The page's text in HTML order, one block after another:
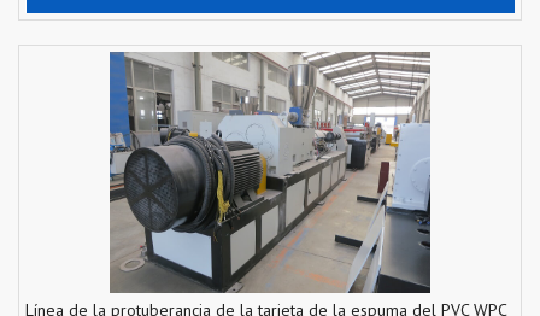
Línea de la protuberancia de la tarjeta de la espuma del PVC WPC